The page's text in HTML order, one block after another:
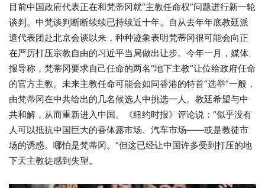
目前中国政府代表正在和梵蒂冈就“主教任命权”问题进行新一轮
谈判。中梵谈判断断续续已持续近十年。自从去年年底教廷派
遣代表团赴北京会谈以来，种种迹象表明梵蒂冈很可能会向正
在严厉打压宗教自由的习近平当局做出让步。今年一月，媒体
报导称，梵蒂冈要求自己任命的两名“地下主教”让位给政府任命
的官方主教。未来主教任命可能会如同香港的特首“选举”一般，
由梵蒂冈在中共给出的几名候选人中挑选一人。教廷希望与中
共和解，从而重新进入中国。《纽约时报》评论说：“似乎没有
人可以抵抗中国巨大的香体露市场、汽车市场——或是教徒市
场的诱惑。哪怕是梵蒂冈。”但这已经让中国许多受到打压的地
下天主教徒感到失望。